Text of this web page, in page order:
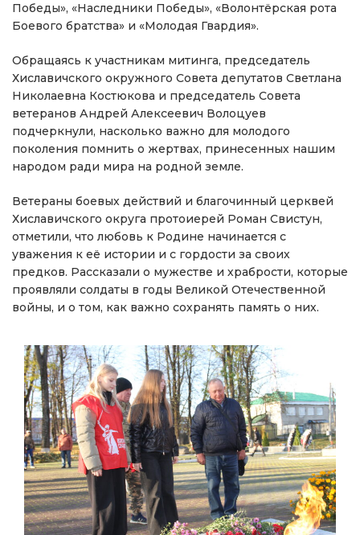
Победы», «Наследники Победы», «Волонтёрская рота
Боевого братства» и «Молодая Гвардия».
Обращаясь к участникам митинга, председатель
Хиславичского окружного Совета депутатов Светлана
Николаевна Костюкова и председатель Совета
ветеранов Андрей Алексеевич Волоцуев
подчеркнули, насколько важно для молодого
поколения помнить о жертвах, принесенных нашим
народом ради мира на родной земле.
Ветераны боевых действий и благочинный церквей
Хиславичского округа протоиерей Роман Свистун,
отметили, что любовь к Родине начинается с
уважения к её истории и с гордости за своих
предков. Рассказали о мужестве и храбрости, которые
проявляли солдаты в годы Великой Отечественной
войны, и о том, как важно сохранять память о них.